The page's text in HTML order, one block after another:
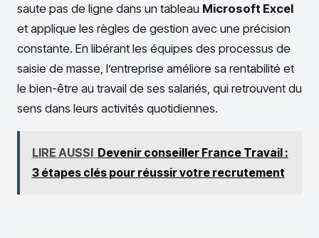
saute pas de ligne dans un tableau Microsoft Excel
et applique les règles de gestion avec une précision
constante. En libérant les équipes des processus de
saisie de masse, l’entreprise améliore sa rentabilité et
le bien-être au travail de ses salariés, qui retrouvent du
sens dans leurs activités quotidiennes.
LIRE AUSSI Devenir conseiller France Travail :
3 étapes clés pour réussir votre recrutement